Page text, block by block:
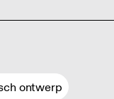
ontwerp